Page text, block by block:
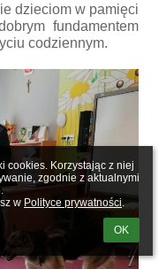
cookies. Korzystając z niej
zgodnie z aktualnymi
w Polityce prywatności.
OK
dzieciom w pamięci
fundamentem
codziennym.